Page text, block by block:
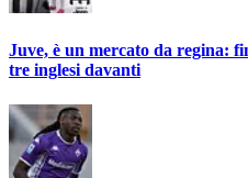
Juve, è un mercato da regina:
tre inglesi davanti